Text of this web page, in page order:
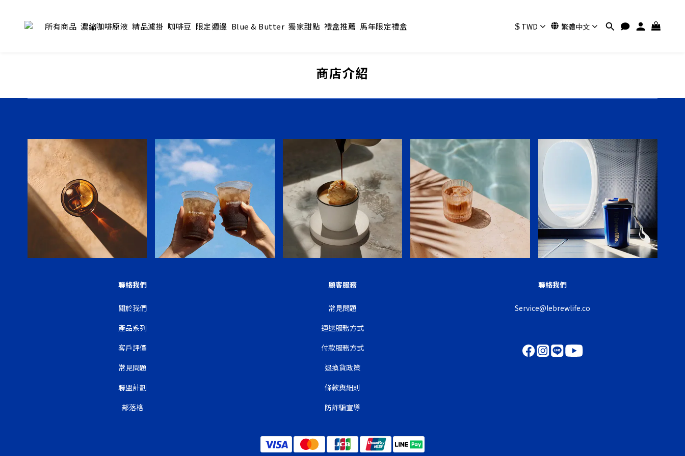
$ TWD 繁體中文
所有商品 濃縮咖啡原液 精品濾掛 咖啡豆 限定週邊 Blue & Butter 獨家甜點 禮盒推薦 馬年限定禮盒
商店介紹
聯絡我們
關於我們
產品系列
客戶評價
常見問題
聯盟計劃
部落格
顧客服務
常見問題
運送服務方式
付款服務方式
退換貨政策
條款與細則
防詐騙宣導
聯絡我們
Service@lebrewlife.co